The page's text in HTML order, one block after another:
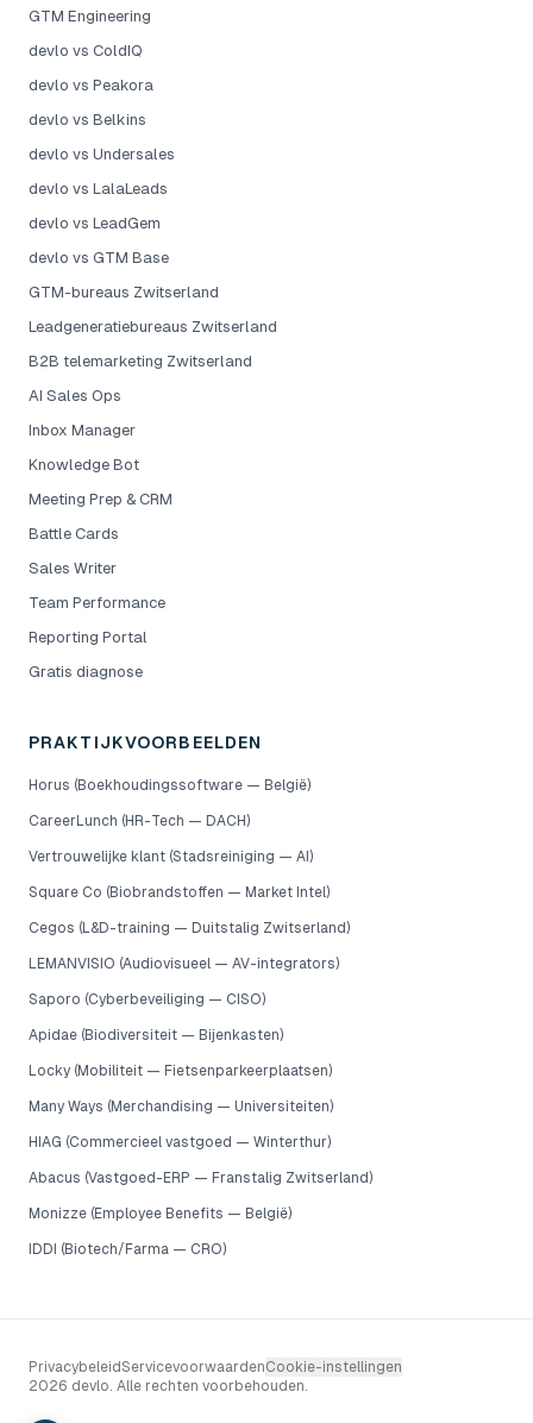
GTM Engineering
devlo vs ColdIQ
devlo vs Peakora
devlo vs Belkins
devlo vs Undersales
devlo vs LalaLeads
devlo vs LeadGem
devlo vs GTM Base
GTM-bureaus Zwitserland
Leadgeneratiebureaus Zwitserland
B2B telemarketing Zwitserland
AI Sales Ops
Inbox Manager
Knowledge Bot
Meeting Prep & CRM
Battle Cards
Sales Writer
Team Performance
Reporting Portal
Gratis diagnose
PRAKTIJKVOORBEELDEN
Horus (Boekhoudingssoftware — België)
CareerLunch (HR-Tech — DACH)
Vertrouwelijke klant (Stadsreiniging — AI)
Square Co (Biobrandstoffen — Market Intel)
Cegos (L&D-training — Duitstalig Zwitserland)
LEMANVISIO (Audiovisueel — AV-integrators)
Saporo (Cyberbeveiliging — CISO)
Apidae (Biodiversiteit — Bijenkasten)
Locky (Mobiliteit — Fietsenparkeerplaatsen)
Many Ways (Merchandising — Universiteiten)
HIAG (Commercieel vastgoed — Winterthur)
Abacus (Vastgoed-ERP — Franstalig Zwitserland)
Monizze (Employee Benefits — België)
IDDI (Biotech/Farma — CRO)
PrivacybeleidServicevoorwaardenCookie-instellingen
2026 devlo. Alle rechten voorbehouden.